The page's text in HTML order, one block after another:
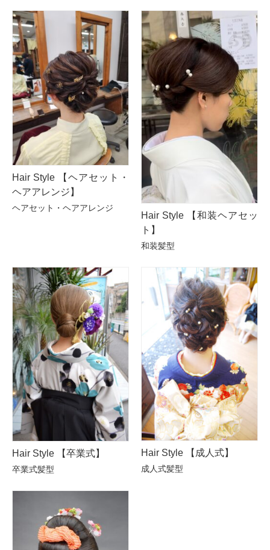
Hair Style 【ヘアセット・
ヘアアレンジ】
ヘアセット・ヘアアレンジ
Hair Style 【和装ヘアセッ
ト】
和装髪型
Hair Style 【卒業式】
卒業式髪型
Hair Style 【成人式】
成人式髪型